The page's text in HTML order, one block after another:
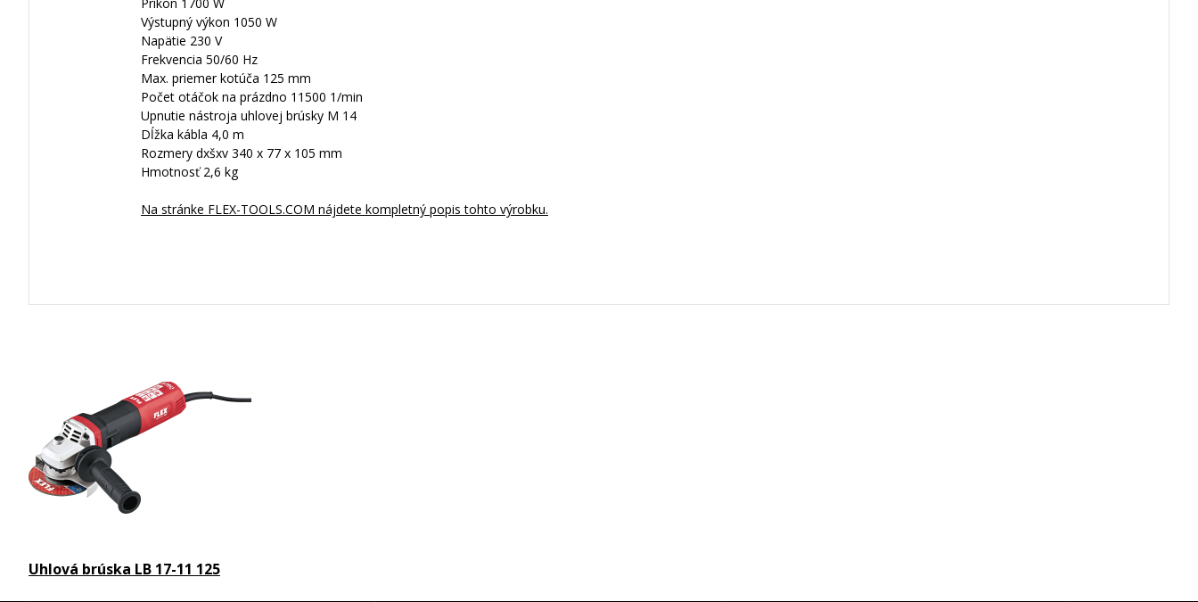
Výstupný výkon 1050 W
Napätie 230 V
Frekvencia 50/60 Hz
Max. priemer kotúča 125 mm
Počet otáčok na prázdno 11500 1/min
Upnutie nástroja uhlovej brúsky M 14
Dĺžka kábla 4,0 m
Rozmery dxšxv 340 x 77 x 105 mm
Hmotnosť 2,6 kg
Na stránke FLEX-TOOLS.COM nájdete kompletný popis tohto výrobku.
Uhlová brúska LB 17-11 125